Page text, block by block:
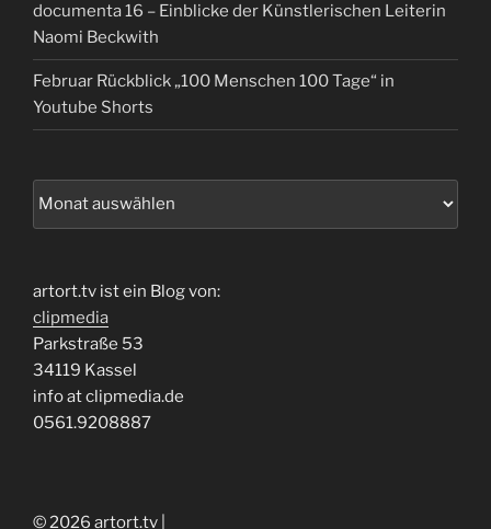
documenta 16 – Einblicke der Künstlerischen Leiterin
Naomi Beckwith
Februar Rückblick „100 Menschen 100 Tage“ in
Youtube Shorts
artort.tv ist ein Blog von:
clipmedia
Parkstraße 53
34119 Kassel
info at clipmedia.de
0561.9208887
© 2026 artort.tv |